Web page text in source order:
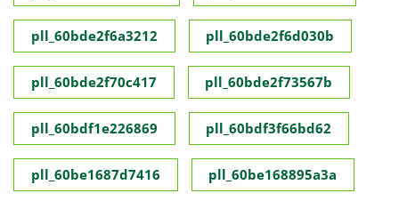
pll_60bde2f6a3212 pll_60bde2f6d030b
pll_60bde2f70c417 pll_60bde2f73567b
pll_60bdf1e226869 pll_60bdf3f66bd62
pll_60be1687d7416 pll_60be168895a3a